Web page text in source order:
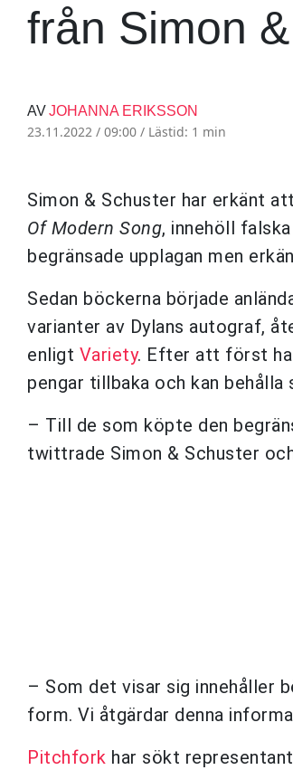
från Simon
AVJOHANNA ERIKSSON
23.11.2022 / 09:00 / Lästid: 1 min
Simon & Schuster har erkänt
Of Modern Song, innehöll
begränsade upplagan men
Sedan böckerna började
varianter av Dylans autograf,
enligt Variety. Efter att först ha
pengar tillbaka och kan behålla
– Till de som köpte den
twittrade Simon & Schuster
– Som det visar sig innehåller
form. Vi åtgärdar denna
Pitchfork har sökt